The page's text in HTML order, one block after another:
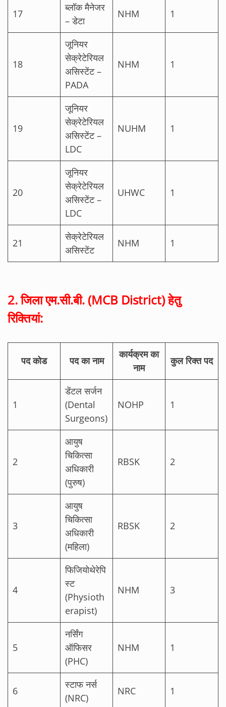
17
ब्लॉक मैनेजर
– डेटा
NHM 1
18
जूनियर
सेक्रेटेरियल
असिस्टेंट –
PADA
NHM 1
19
जूनियर
सेक्रेटेरियल
असिस्टेंट –
LDC
NUHM 1
20
जूनियर
सेक्रेटेरियल
असिस्टेंट –
LDC
UHWC 1
21
सेक्रेटेरियल
असिस्टेंट
NHM 1
2. जिला एम.सी.बी. (MCB District) हेतु
रिक्तियां:
पद कोड पद का नाम
कार्यक्रम का
नाम
कुल रिक्त पद
1
डेंटल सर्जन
(Dental
Surgeons)
NOHP 1
2
आयुष
चिकित्सा
अधिकारी
(पुरुष)
RBSK 2
3
आयुष
चिकित्सा
अधिकारी
(महिला)
RBSK 2
4
फिजियोथेरेपि
स्ट
(Physioth
erapist)
NHM 3
5
नर्सिंग
ऑफिसर
(PHC)
NHM 1
6
स्टाफ नर्स
(NRC)
NRC 1